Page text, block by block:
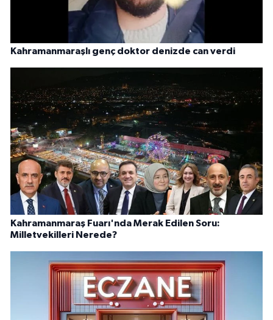
Kahramanmaraşlı genç doktor denizde can verdi
Kahramanmaraş Fuarı'nda Merak Edilen Soru:
Milletvekilleri Nerede?